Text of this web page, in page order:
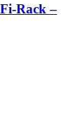
Rack –